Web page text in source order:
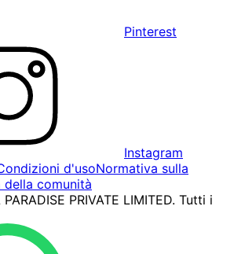
Pinterest
Instagram
d'usoNormativa sulla
della comunità
PRIVATE LIMITED. Tutti i